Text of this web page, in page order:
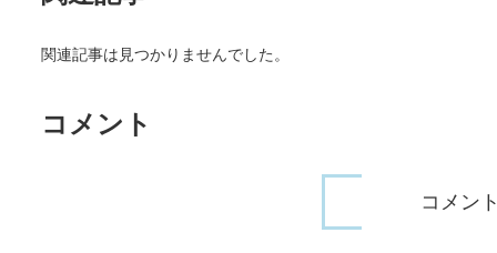
関連記事は見つかりませんでした。
コメント
コメン